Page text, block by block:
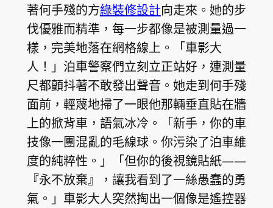
著何手殘的方綠裝修設計向走來。她的步
伐優雅而精準，每一步都像是被測量過一
樣，完美地落在網格線上。「車影大
人！」泊車警察們立刻立正站好，連測量
尺都顫抖著不敢發出聲音。她走到何手殘
面前，輕蔑地掃了一眼他那輛垂直貼在牆
上的掀背車，語氣冰冷。「新手，你的車
技像一團混亂的毛線球。你污染了泊車維
度的純粹性。」「但你的後視鏡貼紙——
『永不放棄』，讓我看到了一絲愚蠢的勇
氣。」車影大人突然掏出一個像是遙控器